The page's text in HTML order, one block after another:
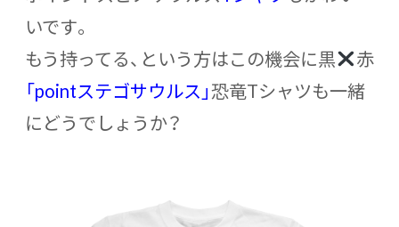
いです。
もう持ってる、という方はこの機会に黒
赤
「pointステゴサウルス」恐竜Tシャツも一緒
にどうでしょうか？